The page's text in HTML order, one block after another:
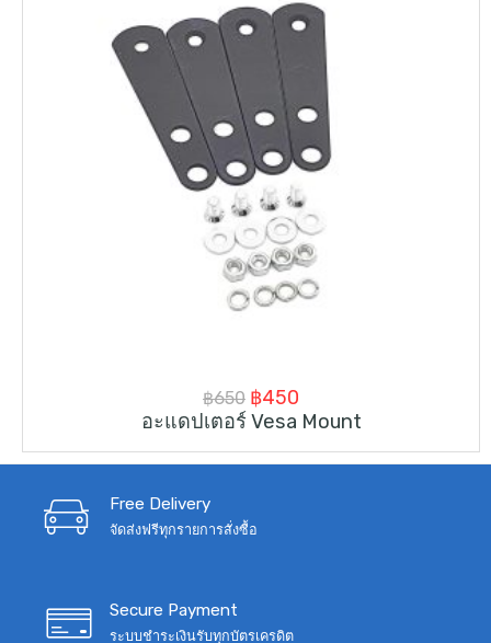
฿650 Original
price
was:
฿450
price
is:
อะแดปเตอร์ Vesa Mount
Free Delivery
จัดส่งฟรีทุกรายการสั่งซื้อ
Secure Payment
ระบบชำระเงินรับทุกบัตรเครดิต